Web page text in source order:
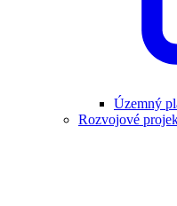
Územný
Rozvojové